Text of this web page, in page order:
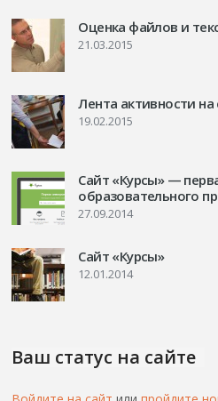
Оценка файлов и
21.03.2015
Лента активности на
19.02.2015
Сайт «Курсы» —
образовательного
27.09.2014
Сайт «Курсы»
12.01.2014
Ваш статус на сайте